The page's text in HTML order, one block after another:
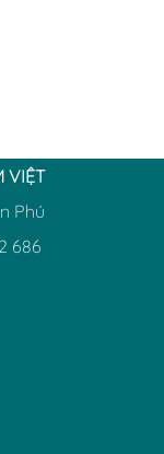
VIỆT
Phú
686